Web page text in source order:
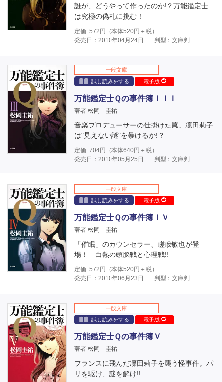
誰が、どうやって作ったのか!？万能鑑定士
は究極の偽札に挑む！
定価 572 円（本体520円＋税）
発売日：2010年04月24日
判型：文庫判
一般文庫
試し読みをする
電子版
万能鑑定士Ｑの事件簿ＩＩＩ
著者 松岡 圭祐
音楽プロデューサーの仕掛けた罠。凜田莉子
は"見えない謎"を暴けるか!？
定価 704円（本体640円＋税）
発売日：2010年05月25日
判型：文庫判
一般文庫
試し読みをする
電子版
万能鑑定士Ｑの事件簿ＩＶ
著者 松岡 圭祐
「催眠」のカウンセラー、嵯峨敏也が登
場！ 白熱の頭脳戦と心理戦!!
定価 572 円（本体520円＋税）
発売日：2010年06月23日
判型：文庫判
一般文庫
試し読みをする
電子版
万能鑑定士Ｑの事件簿Ｖ
著者 松岡 圭祐
フランスに飛んだ凜田莉子を襲う怪事件。パ
リを駆け、謎を解け!!